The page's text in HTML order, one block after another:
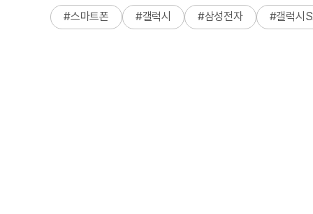
#스마트폰 #갤럭시 #삼성전자 #갤럭시